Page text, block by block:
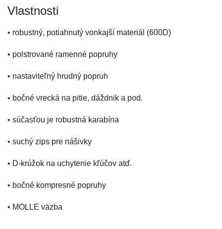
Vlastnosti
• robustný, potiahnutý vonkajší materiál (600D)
• polstrované ramenné popruhy
• nastaviteľný hrudný popruh
• bočné vrecká na pitie, dáždnik a pod.
• súčasťou je robustná karabína
• suchý zips pre nášivky
• D-krúžok na uchytenie kľúčov atď.
• bočné kompresné popruhy
• MOLLE väzba